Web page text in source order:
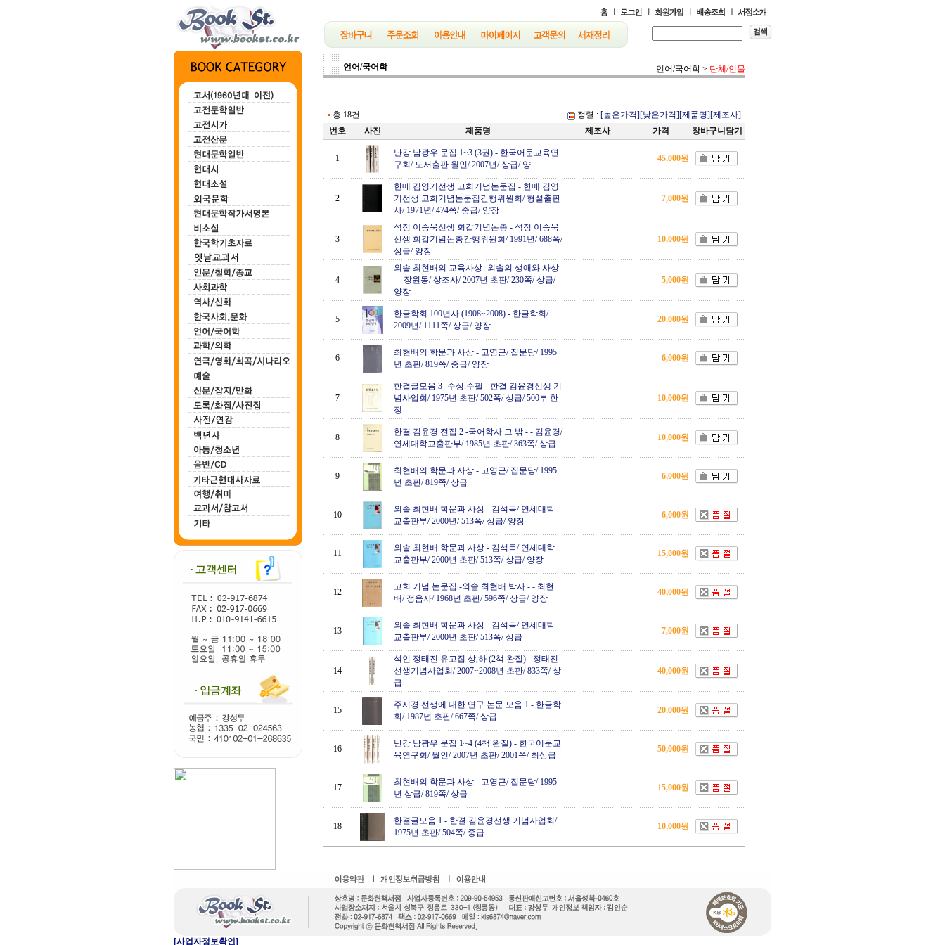
언어/국어학 언어/국어학> 단체/인물
총 18건 정렬 : [높은가격][낮은가격][제품명][제조사]
번호
사진 제품명 제조사 가격 장바구니담기
1
난강 남광우 문집 1~3 (3권)- 한국어문교육연
구회/ 도서출판 월인/ 2007년/ 상급/ 양
45,000원
2
한메 김영기선생 고희기념논문집 - 한메 김영
기선생 고희기념논문집간행위원회/ 형설출판
사/ 1971년/ 474쪽/ 중급/ 양장
7,000원
3
석정 이승욱선생 회갑기념논총 - 석정 이승욱
선생 회갑기념논총간행위원회/ 1991년/ 688쪽/
상급/ 양장
10,000원
4
외솔 최현배의 교육사상 -외솔의 생애와 사상
-- 장원동/ 상조사/ 2007년 초판/ 230쪽/ 상급/
양장
5,000원
5
한글학회 100년사 (1908~2008)- 한글학회/
2009년/ 1111쪽/ 상급/ 양장
20,000원
6
최현배의 학문과 사상- 고영근/ 집문당/ 1995
년 초판/ 819쪽/ 중급/ 양장
6,000원
7
한결글모음 3 -수상.수필 - 한결 김윤경선생 기
념사업회/ 1975년 초판/ 502쪽/ 상급/ 500부 한
정
10,000원
8
한결 김윤경 전집 2 -국어학사 그 밖 -- 김윤경/
연세대학교출판부/ 1985년 초판/ 363쪽/ 상급
10,000원
9
최현배의 학문과 사상- 고영근/ 집문당/ 1995
년 초판/ 819쪽/ 상급
6,000원
10
외솔 최현배 학문과 사상- 김석득/ 연세대학
교출판부/ 2000년/ 513쪽/ 상급/ 양장
6,000원
11
외솔 최현배 학문과 사상- 김석득/ 연세대학
교출판부/ 2000년 초판/ 513쪽/ 상급/ 양장
15,000원
12
고희 기념 논문집 -외솔 최현배 박사 -- 최현
배/ 정음사/ 1968년 초판/ 596쪽/ 상급/ 양장
40,000원
13
외솔 최현배 학문과 사상- 김석득/ 연세대학
교출판부/ 2000년 초판/ 513쪽/ 상급
7,000원
14
석인 정태진 유고집 상,하 (2책 완질)- 정태진
선생기념사업회/ 2007~2008년 초판/ 833쪽/ 상
급
40,000원
15
주시경 선생에 대한 연구 논문 모음 1- 한글학
회/ 1987년 초판/ 667쪽/ 상급
20,000원
16
난강 남광우 문집 1~4 (4책 완질)- 한국어문교
육연구회/ 월인/ 2007년 초판/ 2001쪽/ 최상급
50,000원
17
최현배의 학문과 사상- 고영근/ 집문당/ 1995
년 상급/ 819쪽/ 상급
15,000원
18
한결글모음 1- 한결 김윤경선생 기념사업회/
1975년 초판/ 504쪽/ 중급
10,000원
[사업자정보확인]